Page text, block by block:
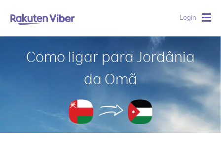
Login
Como ligar para Jordânia
da Omã